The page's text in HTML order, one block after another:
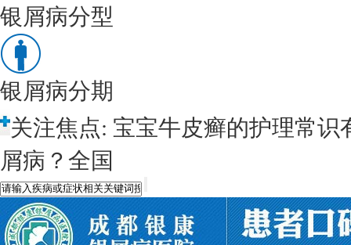
银屑病分型
银屑病分期
关注焦点: 宝宝牛皮癣的护理常识
屑病？全国